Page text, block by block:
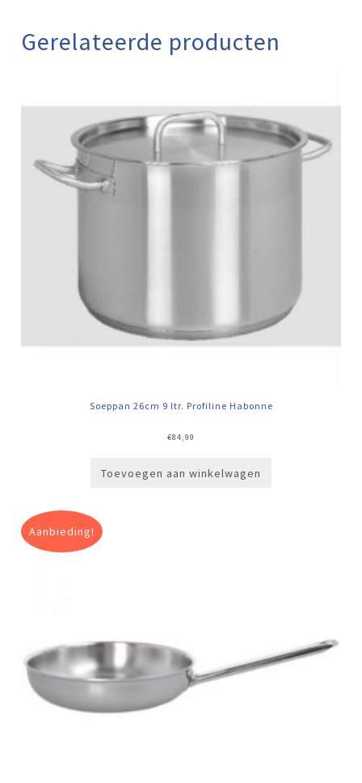
Gerelateerde producten
Soeppan 26cm 9 ltr. Profiline Habonne
€84,99
Toevoegen aan winkelwagen
Aanbieding!